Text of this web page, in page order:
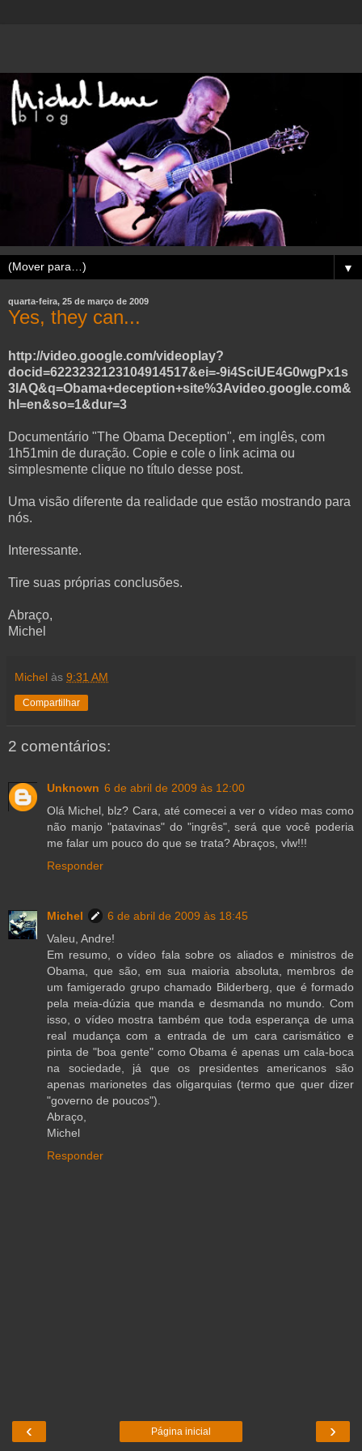
▼
quarta-feira, 25 de março de 2009
Yes, they can...
http://video.google.com/videoplay?
docid=6223232123104914517&ei=-9i4SciUE4G0wgPx1s
3IAQ&q=Obama+deception+site%3Avideo.google.com&
hl=en&so=1&dur=3
Documentário "The Obama Deception", em inglês, com
1h51min de duração. Copie e cole o link acima ou
simplesmente clique no título desse post.
Uma visão diferente da realidade que estão mostrando para
nós.
Interessante.
Tire suas próprias conclusões.
Abraço,
Michel
Michel às 9:31 AM
Compartilhar
2 comentários:
Unknown 6 de abril de 2009 às 12:00
Olá Michel, blz? Cara, até comecei a ver o vídeo mas como
não manjo "patavinas" do "ingrês", será que você poderia
me falar um pouco do que se trata? Abraços, vlw!!!
Responder
Michel
6 de abril de 2009 às 18:45
Valeu, Andre!
Em resumo, o vídeo fala sobre os aliados e ministros de
Obama, que são, em sua maioria absoluta, membros de
um famigerado grupo chamado Bilderberg, que é formado
pela meia-dúzia que manda e desmanda no mundo. Com
isso, o vídeo mostra também que toda esperança de uma
real mudança com a entrada de um cara carismático e
pinta de "boa gente" como Obama é apenas um cala-boca
na sociedade, já que os presidentes americanos são
apenas marionetes das oligarquias (termo que quer dizer
"governo de poucos").
Abraço,
Michel
Responder
‹ ›
Página inicial